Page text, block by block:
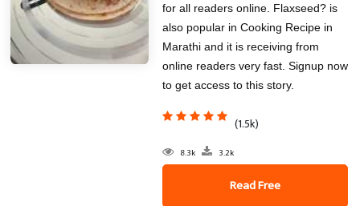
for all readers online. Flaxseed? is
also popular in Cooking Recipe in
Marathi and it is receiving from
online readers very fast. Signup now
to get access to this story.
(1.5k)
8.3k 3.2k
Read Free